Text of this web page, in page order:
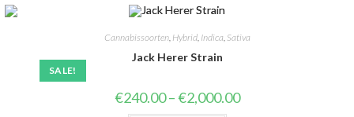
SALE!
Cannabissoorten, Hybrid, Indica, Sativa
Jack Herer Strain
€240.00 –€2,000.00